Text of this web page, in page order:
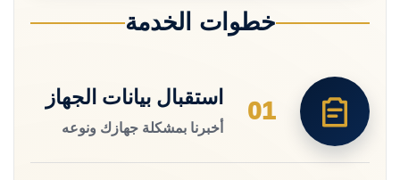
خطوات الخدمة
01
استقبال بيانات الجهاز
أخبرنا بمشكلة جهازك ونوعه